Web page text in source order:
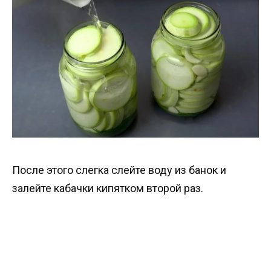
После этого слегка слейте воду из банок и
залейте кабачки кипятком второй раз.